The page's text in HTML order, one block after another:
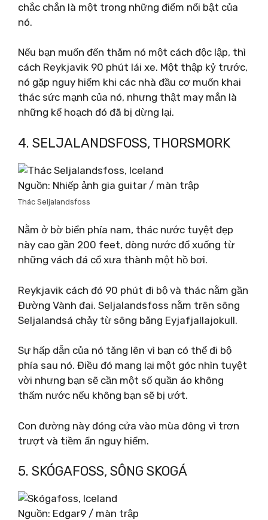
chắc chắn là một trong những điểm nổi bật của
nó.
Nếu bạn muốn đến thăm nó một cách độc lập, thì
cách Reykjavik 90 phút lái xe. Một thập kỷ trước,
nó gặp nguy hiểm khi các nhà đầu cơ muốn khai
thác sức mạnh của nó, nhưng thật may mắn là
những kế hoạch đó đã bị dừng lại.
4. SELJALANDSFOSS, THORSMORK
Nguồn: Nhiếp ảnh gia guitar / màn trập
Thác Seljalandsfoss
Nằm ở bờ biển phía nam, thác nước tuyệt đẹp
này cao gần 200 feet, dòng nước đổ xuống từ
những vách đá cổ xưa thành một hồ bơi.
Reykjavik cách đó 90 phút đi bộ và thác nằm gần
Đường Vành đai. Seljalandsfoss nằm trên sông
Seljalandsá chảy từ sông băng Eyjafjallajokull.
Sự hấp dẫn của nó tăng lên vì bạn có thể đi bộ
phía sau nó. Điều đó mang lại một góc nhìn tuyệt
vời nhưng bạn sẽ cần một số quần áo không
thấm nước nếu không bạn sẽ bị ướt.
Con đường này đóng cửa vào mùa đông vì trơn
trượt và tiềm ẩn nguy hiểm.
5. SKÓGAFOSS, SÔNG SKOGÁ
Nguồn: Edgar9 / màn trập